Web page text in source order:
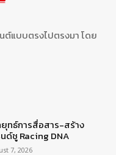
นต์แบบตรงไปตรงมา โดย
ทธ์การสื่อสาร-สร้าง
ด์ชู Racing DNA
7, 2026